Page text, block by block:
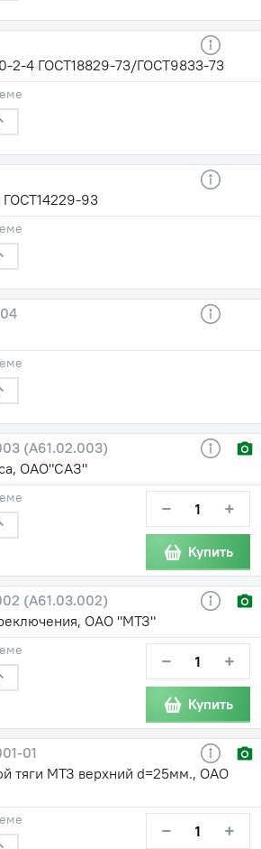
2-4 ГОСТ18829-73/ГОСТ9833-73
93
(А61.02.003)
ОАО"САЗ"
− +
Купить
(А61.03.002)
ОАО "МТЗ"
− +
Купить
01
тяги МТЗ верхний d=25мм., ОАО
− +